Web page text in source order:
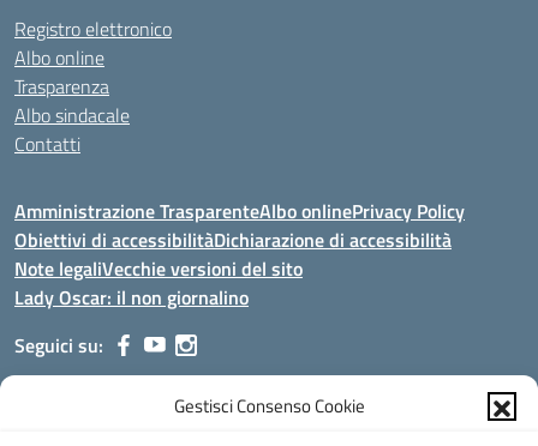
Gestisci Consenso Cookie
Registro elettronico
Albo online
Trasparenza
Albo sindacale
Contatti
Amministrazione TrasparenteAlbo onlinePrivacy Policy
Obiettivi di accessibilitàDichiarazione di accessibilità
Note legaliVecchie versioni del sito
Lady Oscar: il non giornalino
Seguici su:
Viale Aldo Moro, 51 - 24021 Albino (Bg)